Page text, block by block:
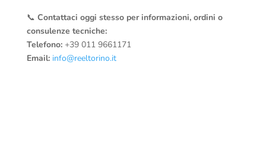
📞 Contattaci oggi stesso per informazioni, ordini o
consulenze tecniche:
Telefono:+39 011 9661171
Email: info@reeltorino.it